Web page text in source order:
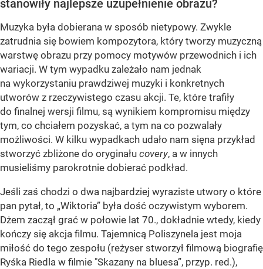
stanowiły najlepsze uzupełnienie obrazu?
Muzyka była dobierana w sposób nietypowy. Zwykle
zatrudnia się bowiem kompozytora, który tworzy muzyczną
warstwę obrazu przy pomocy motywów przewodnich i ich
wariacji. W tym wypadku zależało nam jednak
na wykorzystaniu prawdziwej muzyki i konkretnych
utworów z rzeczywistego czasu akcji. Te, które trafiły
do finalnej wersji filmu, są wynikiem kompromisu między
tym, co chciałem pozyskać, a tym na co pozwalały
możliwości. W kilku wypadkach udało nam sięna przykład
stworzyć zbliżone do oryginału covery, a w innych
musieliśmy parokrotnie dobierać podkład.
Jeśli zaś chodzi o dwa najbardziej wyraziste utwory o które
pan pytał, to „Wiktoria” była dość oczywistym wyborem.
Dżem zaczął grać w połowie lat 70., dokładnie wtedy, kiedy
kończy się akcja filmu. Tajemnicą Poliszynela jest moja
miłość do tego zespołu (reżyser stworzył filmową biografię
Ryśka Riedla w filmie "Skazany na bluesa”, przyp. red.),